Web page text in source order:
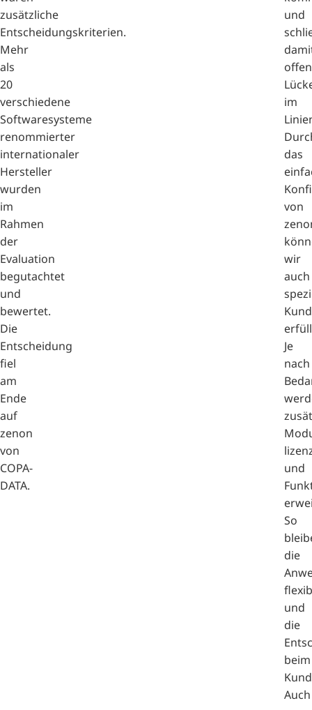
zusätzliche
Entscheidungskriterien.
Mehr
als
20
verschiedene
Softwaresysteme
renommierter
internationaler
Hersteller
wurden
im
Rahmen
der
Evaluation
begutachtet
und
bewertet.
Die
Entscheidung
fiel
am
Ende
auf
zenon
von
COPA-
DATA.
und
im
das
von
wir
auch
Je
nach
und
So
die
und
die
beim
Auch